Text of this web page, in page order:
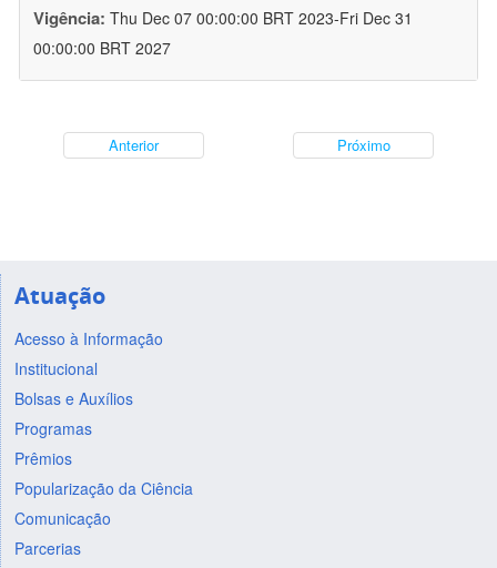
Vigência: Thu Dec 07 00:00:00 BRT 2023-Fri Dec 31
00:00:00 BRT 2027
Anterior Próximo
Atuação
Acesso à Informação
Institucional
Bolsas e Auxílios
Programas
Prêmios
Popularização da Ciência
Comunicação
Parcerias